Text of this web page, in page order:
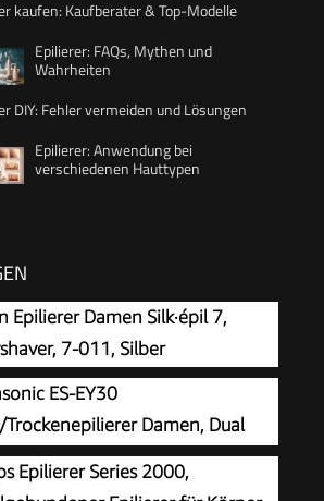
kaufen: Kaufberater & Top-Modelle
Epilierer: FAQs, Mythen und
Wahrheiten
DIY: Fehler vermeiden und Lösungen
Epilierer: Anwendung bei
verschiedenen Hauttypen
Epilierer Damen Silk·épil 7,
7-011, Silber
ES-EY30
Trockenepilierer Damen, Dual
60 Pinzetten, 90°
3 Geschwindigkeiten & LED-
Epilierer Series 2000,